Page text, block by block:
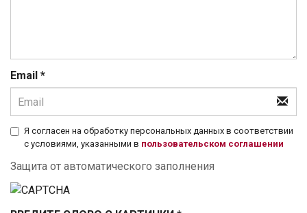
Email *
Я согласен на обработку персональных данных в соответствии
с условиями, указанными в пользовательском соглашении
Защита от автоматического заполнения